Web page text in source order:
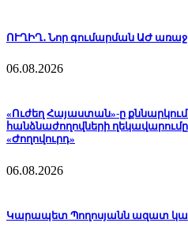
ՈՒՂԻՂ․ Նոր գումարման ԱԺ
06.08.2026
«Ուժեղ Հայաստան»-ը
հանձնաժողովների
«Ժողովուրդ»
06.08.2026
Կարապետ Պողոսյանն ազատ